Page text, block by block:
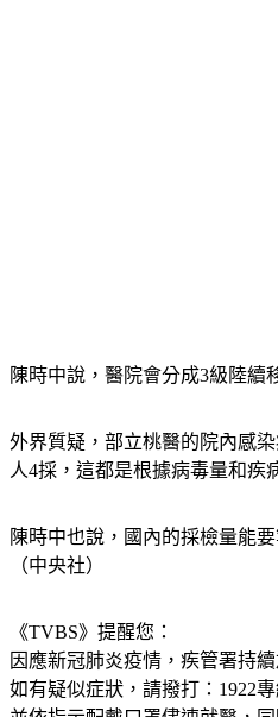
陳時中說，醫院會分成3級陸續
外界質疑，部立桃醫的院內感
人4採，這都是根據病毒量和疾
陳時中也說，國內的採檢量能
（中央社）
《TVBS》提醒您：
因應新冠肺炎疫情，疾管署持
如有疑似症狀，請撥打：1922專